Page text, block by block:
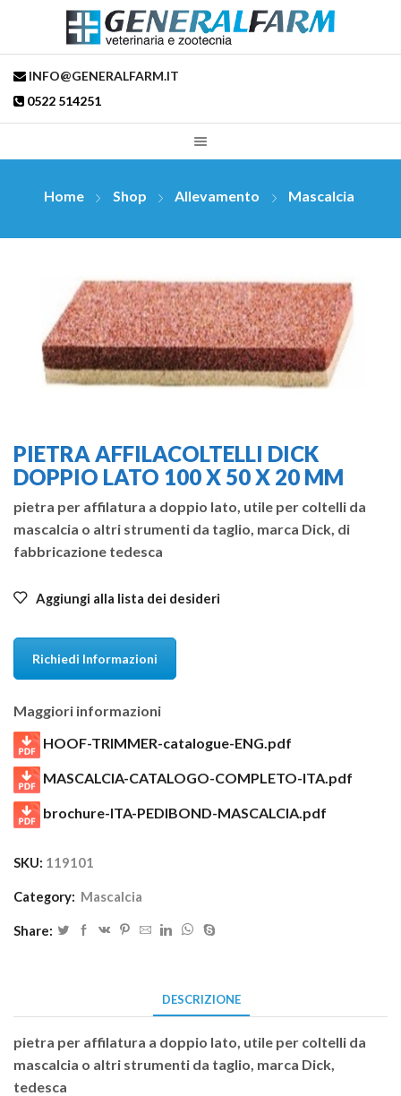
INFO@GENERALFARM.IT
0522 514251
Home Shop Allevamento Mascalcia
PIETRA AFFILACOLTELLI DICK
DOPPIO LATO 100 X 50 X 20 MM
pietra per affilatura a doppio lato, utile per coltelli da
mascalcia o altri strumenti da taglio, marca Dick, di
fabbricazione tedesca
Aggiungi alla lista dei desideri
Richiedi Informazioni
Maggiori informazioni
HOOF-TRIMMER-catalogue-ENG.pdf
MASCALCIA-CATALOGO-COMPLETO-ITA.pdf
brochure-ITA-PEDIBOND-MASCALCIA.pdf
SKU: 119101
Category: Mascalcia
Share:
DESCRIZIONE
pietra per affilatura a doppio lato, utile per coltelli da
mascalcia o altri strumenti da taglio, marca Dick,
tedesca